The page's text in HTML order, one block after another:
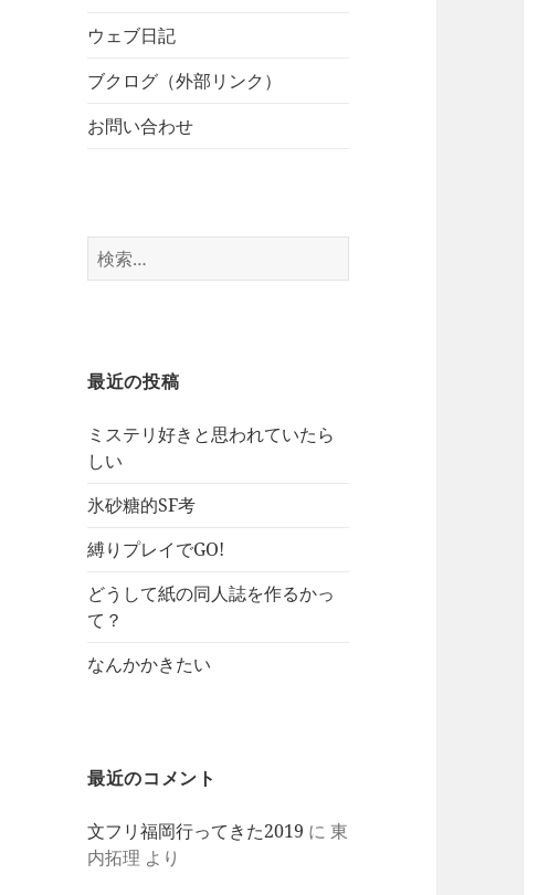
ウェブ日記
ブクログ（外部リンク）
お問い合わせ
検
索:
最近の投稿
ミステリ好きと思われていたら
しい
氷砂糖的SF考
縛りプレイでGO!
どうして紙の同人誌を作るかっ
て？
なんかかきたい
最近のコメント
文フリ福岡行ってきた2019 に東
内拓理 より